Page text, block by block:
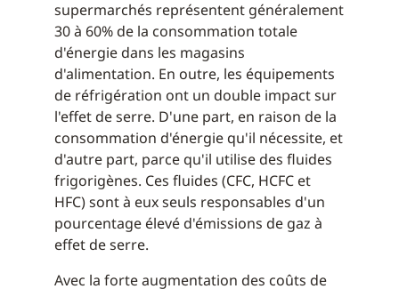
supermarchés représentent généralement
30 à 60% de la consommation totale
d'énergie dans les magasins
d'alimentation. En outre, les équipements
de réfrigération ont un double impact sur
l'effet de serre. D'une part, en raison de la
consommation d'énergie qu'il nécessite, et
d'autre part, parce qu'il utilise des fluides
frigorigènes. Ces fluides (CFC, HCFC et
HFC) sont à eux seuls responsables d'un
pourcentage élevé d'émissions de gaz à
effet de serre.
Avec la forte augmentation des coûts de